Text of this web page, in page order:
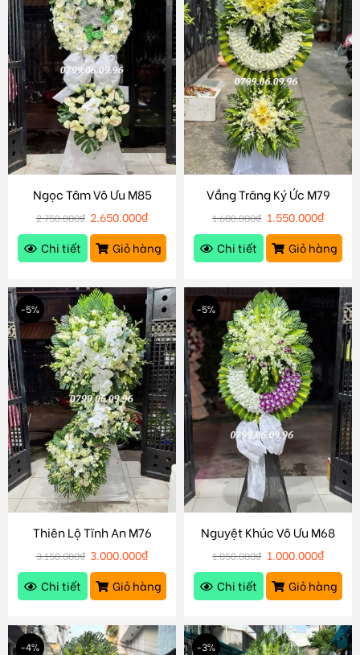
Ngọc Tâm Vô Ưu M85
2.750.000₫ 2.650.000₫
Chi tiết
Giỏ hàng
Vầng Trăng Ký Ức M79
1.600.000₫ 1.550.000₫
Chi tiết
Giỏ hàng
-5%
Thiên Lộ Tĩnh An M76
3.150.000₫ 3.000.000₫
Chi tiết
Giỏ hàng
-5%
Nguyệt Khúc Vô Ưu M68
1.050.000₫ 1.000.000₫
Chi tiết
Giỏ hàng
-4% -3%